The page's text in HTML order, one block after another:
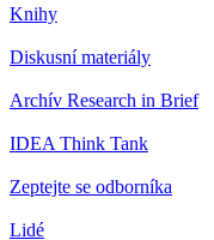
Knihy
Diskusní materiály
Archív Research in Brief
IDEA Think Tank
Zeptejte se odborníka
Lidé